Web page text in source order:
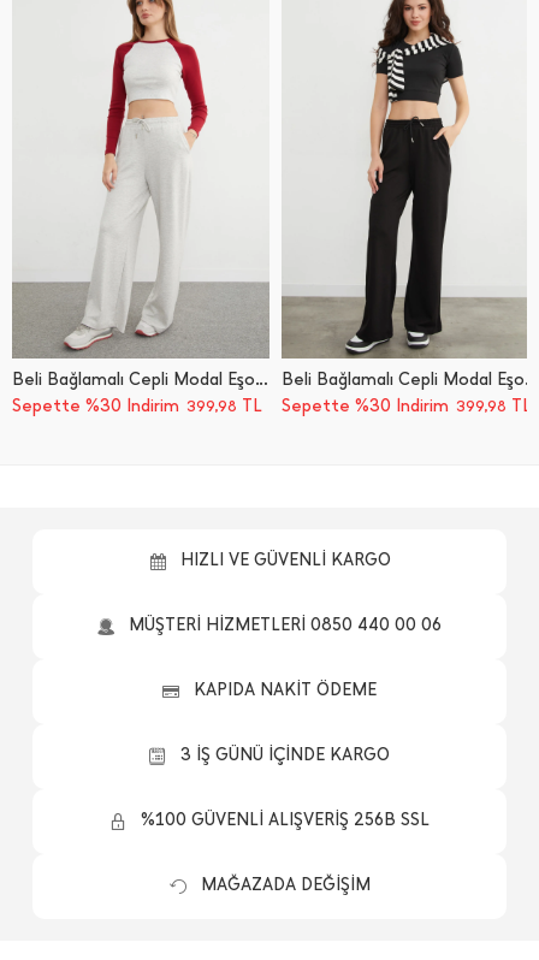
Beli Bağlamalı Cepli Modal Eşofman Altı
Sepette %30 İndirim 399,98 TL
Beli Bağlamalı Cepli Modal Eşofman Altı
Sepette %30 İndirim 399,98 TL
HIZLI VE GÜVENLİ KARGO
MÜŞTERİ HİZMETLERİ 0850 440 00 06
KAPIDA NAKİT ÖDEME
3 İŞ GÜNÜ İÇİNDE KARGO
%100 GÜVENLİ ALIŞVERİŞ 256B SSL
MAĞAZADA DEĞİŞİM